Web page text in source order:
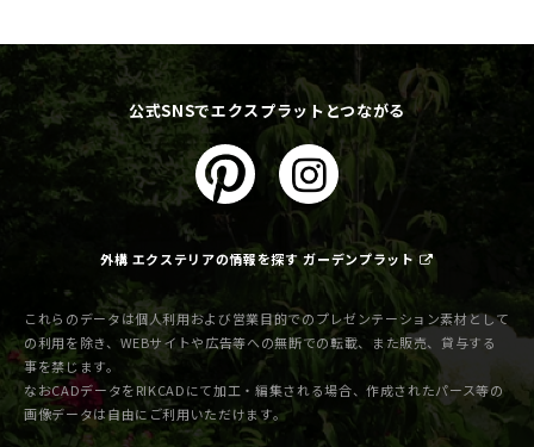
公式SNSでエクスプラットとつながる
外構 エクステリアの情報を探す ガーデンプラット
これらのデータは個人利用および営業目的でのプレゼンテーション素材として
の利用を除き、WEBサイトや広告等への無断での転載、また販売、貸与する
事を禁じます。
なおCADデータをRIKCADにて加工・編集される場合、作成されたパース等の
画像データは自由にご利用いただけます。